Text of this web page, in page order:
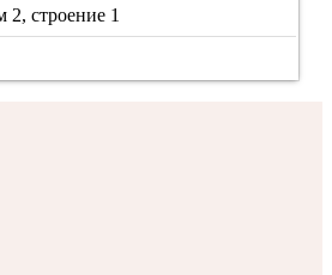
строение 1